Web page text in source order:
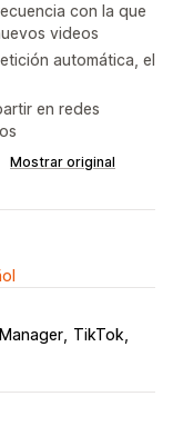
con la que
videos
automática, el
en redes
Mostrar original
TikTok